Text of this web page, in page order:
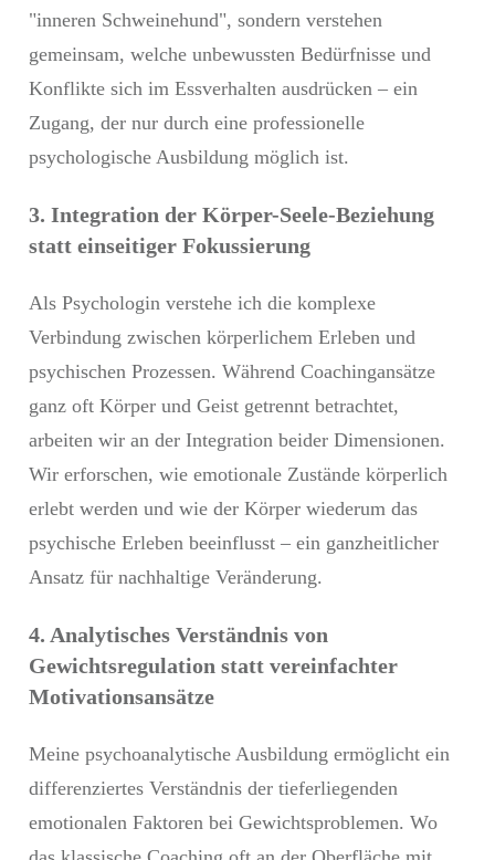
"inneren Schweinehund", sondern verstehen
gemeinsam, welche unbewussten Bedürfnisse und
Konflikte sich im Essverhalten ausdrücken – ein
Zugang, der nur durch eine professionelle
psychologische Ausbildung möglich ist.
3. Integration der Körper-Seele-Beziehung
statt einseitiger Fokussierung
Als Psychologin verstehe ich die komplexe
Verbindung zwischen körperlichem Erleben und
psychischen Prozessen. Während Coachingansätze
ganz oft Körper und Geist getrennt betrachtet,
arbeiten wir an der Integration beider Dimensionen.
Wir erforschen, wie emotionale Zustände körperlich
erlebt werden und wie der Körper wiederum das
psychische Erleben beeinflusst – ein ganzheitlicher
Ansatz für nachhaltige Veränderung.
4. Analytisches Verständnis von
Gewichtsregulation statt vereinfachter
Motivationsansätze
Meine psychoanalytische Ausbildung ermöglicht ein
differenziertes Verständnis der tieferliegenden
emotionalen Faktoren bei Gewichtsproblemen. Wo